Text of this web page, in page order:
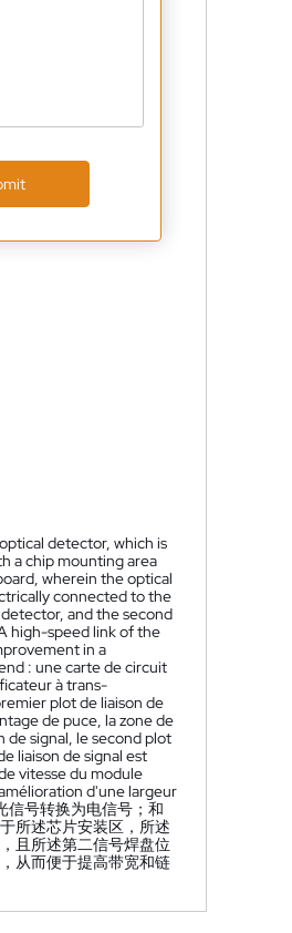
detector, which is
a chip mounting area
wherein the optical
connected to the
and the second
high-speed link of the
in a
: une carte de circuit
à trans-
plot de liaison de
de puce, la zone de
signal, le second plot
liaison de signal est
vitesse du module
d'une largeur
信号转换为电信号；和
所述芯片安装区，所述
且所述第二信号焊盘位
从而便于提高带宽和链